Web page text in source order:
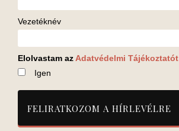
Vezetéknév
Elolvastam az Adatvédelmi Tájékoztatót
Igen